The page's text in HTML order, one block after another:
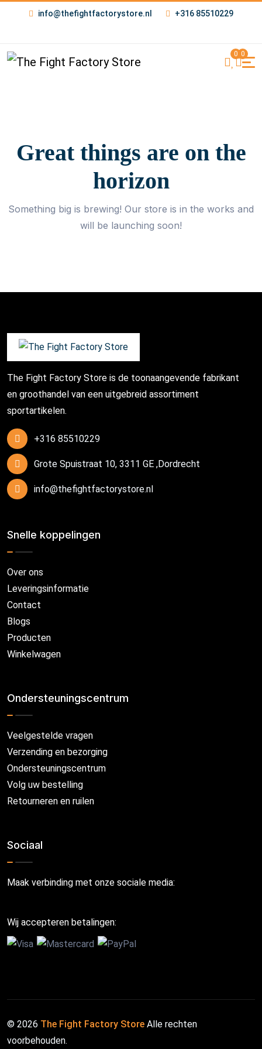
info@thefightfactorystore.nl +316 85510229
0 0
Great things are on the
horizon
Something big is brewing! Our store is in the works and
will be launching soon!
The Fight Factory Store is de toonaangevende fabrikant
en groothandel van een uitgebreid assortiment
sportartikelen.
+316 85510229
Grote Spuistraat 10, 3311 GE ,Dordrecht
info@thefightfactorystore.nl
Snelle koppelingen
Over ons
Leveringsinformatie
Contact
Blogs
Producten
Winkelwagen
Ondersteuningscentrum
Veelgestelde vragen
Verzending en bezorging
Ondersteuningscentrum
Volg uw bestelling
Retourneren en ruilen
Sociaal
Maak verbinding met onze sociale media:
Wij accepteren betalingen:
© 2026 The Fight Factory Store Alle rechten
voorbehouden.